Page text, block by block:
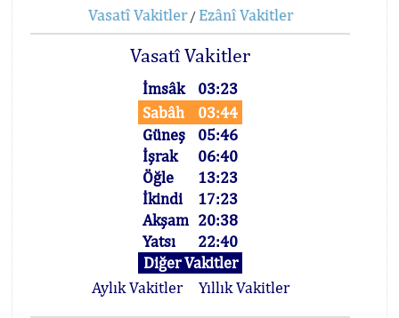
Vasatî Vakitler/ Ezânî Vakitler
Vasatî Vakitler
İmsâk
03:23
Sabâh
03:44
Güneş
05:46
İşrak
06:40
Öğle
13:23
İkindi
17:23
Akşam 20:38
Yatsı
22:40
Diğer Vakitler
Aylık Vakitler
Yıllık Vakitler